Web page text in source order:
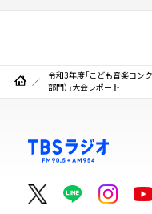
令和3年度「こども音楽コン
部門）」大会レポート